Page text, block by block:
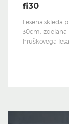
fi30
Lesena skleda
30cm, izdelana
hruškovega lesa.